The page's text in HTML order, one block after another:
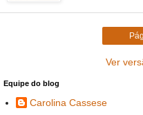
Ver
Equipe do blog
Carolina Cassese